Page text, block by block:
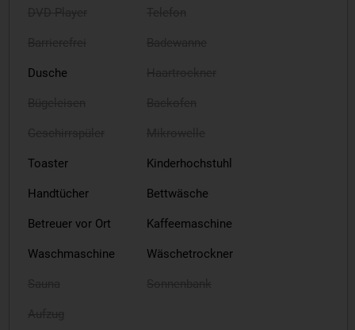
Dusche
Toaster Kinderhochstuhl
Handtücher Bettwäsche
Betreuer vor Ort Kaffeemaschine
Waschmaschine Wäschetrockner